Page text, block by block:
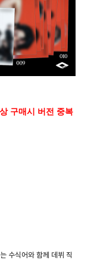
구매시 버전 중복
수식어와 함께 데뷔 직